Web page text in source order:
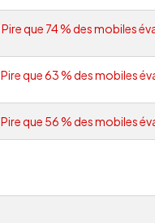
Pire que 74 % des mobiles
Pire que 63 % des mobiles
Pire que 56 % des mobiles